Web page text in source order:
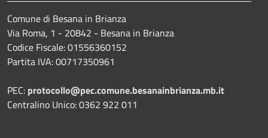
Comune di Besana in Brianza
Via Roma, 1 - 20842 - Besana in Brianza
Codice Fiscale: 01556360152
Partita IVA: 00717350961
PEC: protocollo@pec.comune.besanainbrianza.mb.it
Centralino Unico: 0362 922 011